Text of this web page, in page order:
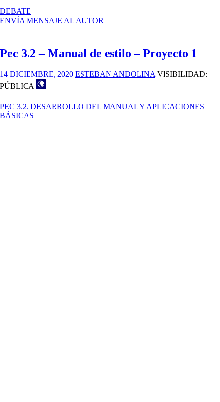
DEBATE
MANUAL
PEC
–
PROYECTO
1
ENVÍA MENSAJE AL AUTOR
Pec 3.2 – Manual de estilo – Proyecto 1
14 DICIEMBRE, 2020 ESTEBAN ANDOLINA VISIBILIDAD:
PÚBLICA
PEC 3.2. DESARROLLO DEL MANUAL Y APLICACIONES
BÁSICAS